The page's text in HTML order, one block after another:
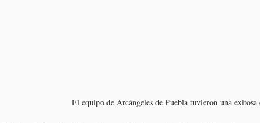
El equipo de Arcángeles de Puebla tuvieron una exitosa